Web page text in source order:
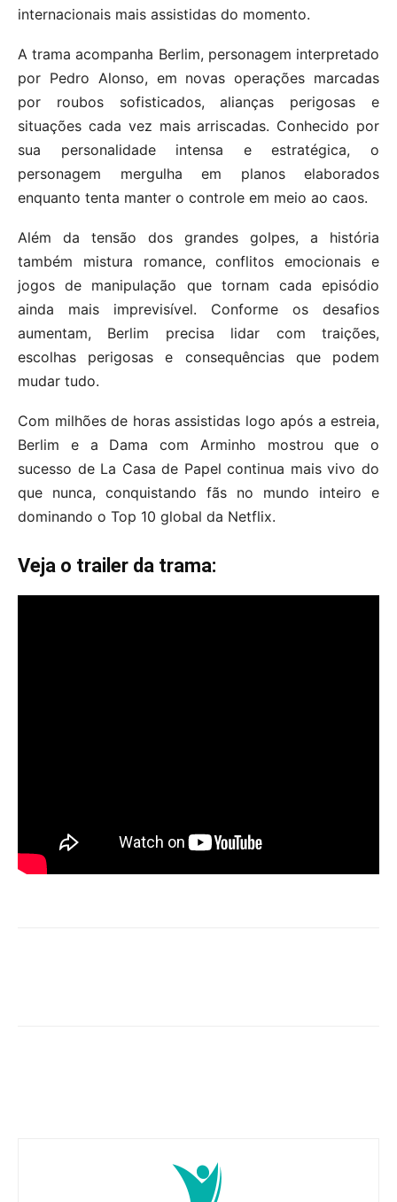
internacionais mais assistidas do momento.
A trama acompanha Berlim, personagem interpretado
por Pedro Alonso, em novas operações marcadas
por roubos sofisticados, alianças perigosas e
situações cada vez mais arriscadas. Conhecido por
sua personalidade intensa e estratégica, o
personagem mergulha em planos elaborados
enquanto tenta manter o controle em meio ao caos.
Além da tensão dos grandes golpes, a história
também mistura romance, conflitos emocionais e
jogos de manipulação que tornam cada episódio
ainda mais imprevisível. Conforme os desafios
aumentam, Berlim precisa lidar com traições,
escolhas perigosas e consequências que podem
mudar tudo.
Com milhões de horas assistidas logo após a estreia,
Berlim e a Dama com Arminho mostrou que o
sucesso de La Casa de Papel continua mais vivo do
que nunca, conquistando fãs no mundo inteiro e
dominando o Top 10 global da Netflix.
Veja o trailer da trama: